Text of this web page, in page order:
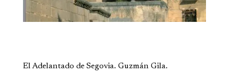
El Adelantado de Segovia. Guzmán Gila.